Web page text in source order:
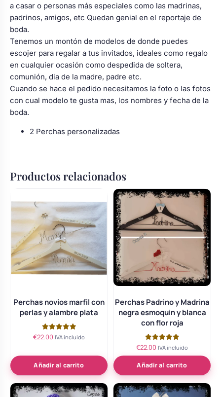
a casar o personas más especiales como las madrinas,
padrinos, amigos, etc Quedan genial en el reportaje de
boda.
Tenemos un montón de modelos de donde puedes
escojer para regalar a tus invitados, ideales como regalo
en cualquier ocasión como despedida de soltera,
comunión, dia de la madre, padre etc.
Cuando se hace el pedido necesitamos la foto o las fotos
con cual modelo te gusta mas, los nombres y fecha de la
boda.
2 Perchas personalizadas
Productos relacionados
Perchas novios marfil con
perlas y alambre plata
Valorado
con
€22.00 IVA incluido
Añadir al carrito
Perchas Padrino y Madrina
negra esmoquin y blanca
con flor roja
Valorado
con
5.00
de 5
€22.00 IVA incluido
Añadir al carrito